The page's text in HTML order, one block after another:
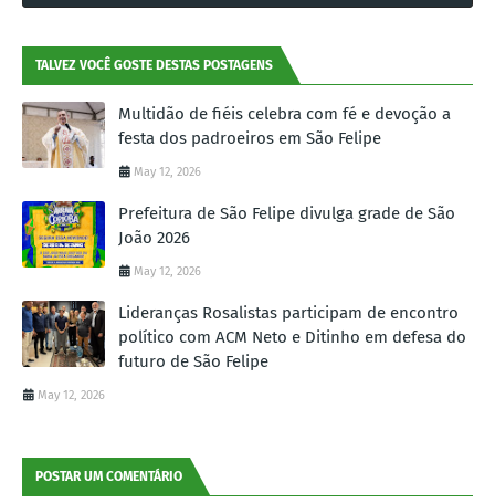
TALVEZ VOCÊ GOSTE DESTAS POSTAGENS
Multidão de fiéis celebra com fé e devoção a
festa dos padroeiros em São Felipe
May 12, 2026
Prefeitura de São Felipe divulga grade de São
João 2026
May 12, 2026
Lideranças Rosalistas participam de encontro
político com ACM Neto e Ditinho em defesa do
futuro de São Felipe
May 12, 2026
POSTAR UM COMENTÁRIO